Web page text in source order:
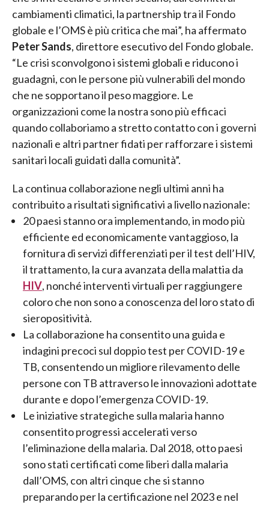
cambiamenti climatici, la partnership tra il Fondo
globale e l’OMS è più critica che mai”, ha affermato
Peter Sands, direttore esecutivo del Fondo globale.
“Le crisi sconvolgono i sistemi globali e riducono i
guadagni, con le persone più vulnerabili del mondo
che ne sopportano il peso maggiore. Le
organizzazioni come la nostra sono più efficaci
quando collaboriamo a stretto contatto con i governi
nazionali e altri partner fidati per rafforzare i sistemi
sanitari locali guidati dalla comunità”.
La continua collaborazione negli ultimi anni ha
contribuito a risultati significativi a livello nazionale:
20 paesi stanno ora implementando, in modo più
efficiente ed economicamente vantaggioso, la
fornitura di servizi differenziati per il test dell’HIV,
il trattamento, la cura avanzata della malattia da
HIV, nonché interventi virtuali per raggiungere
coloro che non sono a conoscenza del loro stato di
sieropositività.
La collaborazione ha consentito una guida e
indagini precoci sul doppio test per COVID-19 e
TB, consentendo un migliore rilevamento delle
persone con TB attraverso le innovazioni adottate
durante e dopo l’emergenza COVID-19.
Le iniziative strategiche sulla malaria hanno
consentito progressi accelerati verso
l’eliminazione della malaria. Dal 2018, otto paesi
sono stati certificati come liberi dalla malaria
dall’OMS, con altri cinque che si stanno
preparando per la certificazione nel 2023 e nel